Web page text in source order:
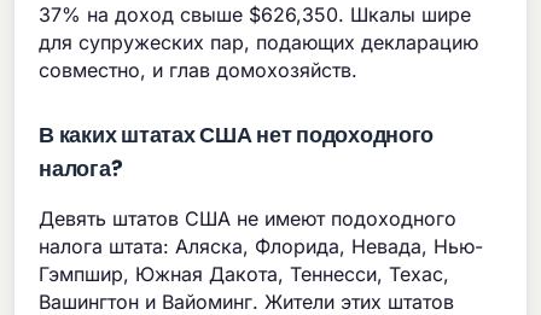
37% на доход свыше $626,350. Шкалы шире
для супружеских пар, подающих декларацию
совместно, и глав домохозяйств.
В каких штатах США нет подоходного
налога?
Девять штатов США не имеют подоходного
налога штата: Аляска, Флорида, Невада, Нью-
Гэмпшир, Южная Дакота, Теннесси, Техас,
Вашингтон и Вайоминг. Жители этих штатов